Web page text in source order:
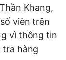
Khang,
viên trên
vì thông tin
tra hàng